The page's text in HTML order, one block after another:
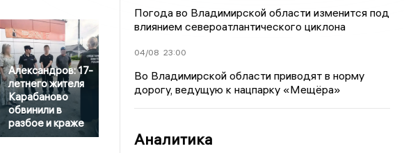
Александров: 17-
летнего жителя
Карабаново
обвинили в
разбое и краже
Погода во Владимирской области изменится под
влиянием североатлантического циклона
04/08 23:00
Во Владимирской области приводят в норму
дорогу, ведущую к нацпарку «Мещёра»
Аналитика